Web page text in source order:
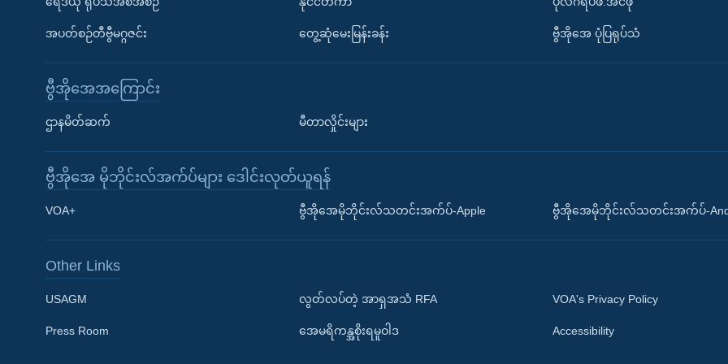
Learning English
ဘာသာစကားများ
အပတ်စဉ်တီဗွီမဂ္ဂဇင်း တွေ့ဆုံမေးမြန်းခန်း ဗွီအိုအေ ပုံပြရုပ်သံ
ဗွီအိုအေအကြောင်း
ဌာနမိတ်ဆက် မီတာလှိုင်းများ
ဗွီအိုအေ မိုဘိုင်းလ်အက်ပ်များ ဒေါင်းလုတ်ယူရန်
VOA+ ဗွီအိုအေမိုဘိုင်းလ်သတင်းအက်ပ်-Apple ဗွီအိုအေမိုဘိုင်းလ်သတင်းအက်ပ်-
Other Links
USAGM
Press Room
လွတ်လပ်တဲ့ အာရှအသံ RFA
အေမရိကန္အစိုးရမူဝါဒ
VOA's Privacy Policy
Accessibility